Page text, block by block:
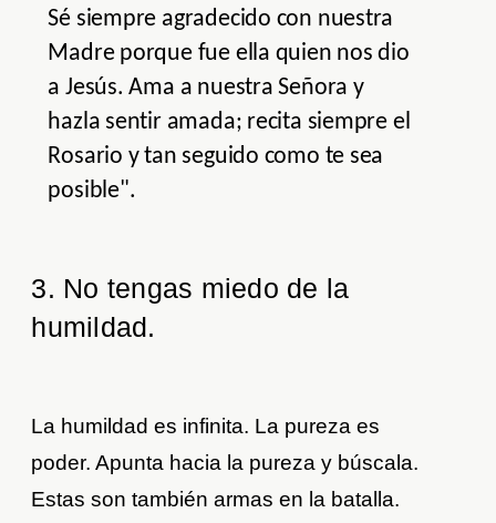
Sé siempre agradecido con nuestra
Madre porque fue ella quien nos dio
a Jesús. Ama a nuestra Señora y
hazla sentir amada; recita siempre el
Rosario y tan seguido como te sea
posible".
3. No tengas miedo de la
humildad.
La humildad es infinita. La pureza es
poder. Apunta hacia la pureza y búscala.
Estas son también armas en la batalla.